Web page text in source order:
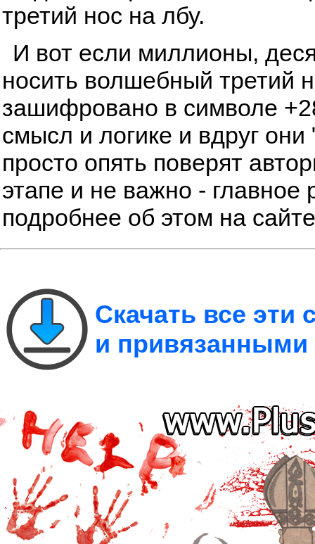
третий нос на лбу.
И вот если миллионы,
носить волшебный третий
зашифровано в символе
смысл и логике и вдруг
просто опять поверят
этапе и не важно - главное
подробнее об этом на
Скачать все
и